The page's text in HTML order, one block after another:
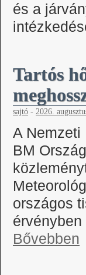
és a
Tartós
sajtó - 2026.
A Nemzeti
BM
országos
Bővebben